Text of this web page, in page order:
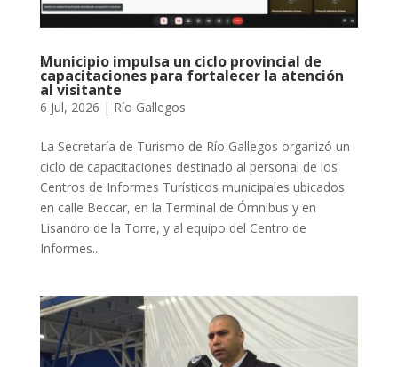
Municipio impulsa un ciclo provincial de
capacitaciones para fortalecer la atención
al visitante
6 Jul, 2026 | Río Gallegos
La Secretaría de Turismo de Río Gallegos organizó un
ciclo de capacitaciones destinado al personal de los
Centros de Informes Turísticos municipales ubicados
en calle Beccar, en la Terminal de Ómnibus y en
Lisandro de la Torre, y al equipo del Centro de
Informes...